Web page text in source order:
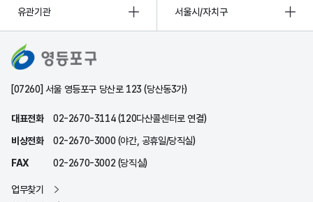
유관기관 서울시/자치구
[07260] 서울 영등포구 당산로 123 (당산동3가)
대표전화
02-2670-3114 (120다산콜센터로 연결)
비상전화
02-2670-3000 (야간, 공휴일/당직실)
FAX
02-2670-3002 (당직실)
업무찾기